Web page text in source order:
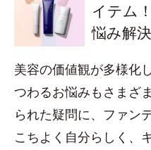
イテム
悩み解決
美容の価値観が多様化
つわるお悩みもさまざ
られた疑問に、ファン
こちよく自分らしく、